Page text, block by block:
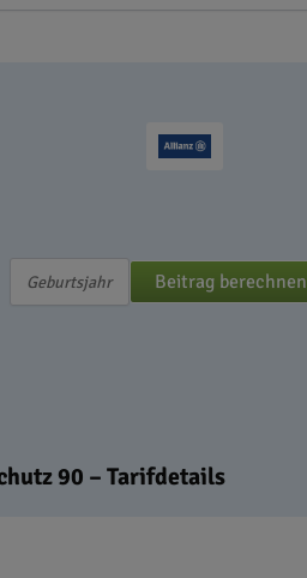
Beitrag berechnen
90 – Tarifdetails